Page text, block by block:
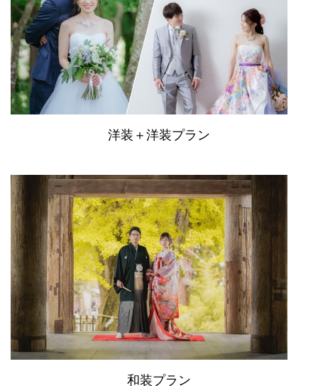
洋装＋洋装プラン
和装プラン